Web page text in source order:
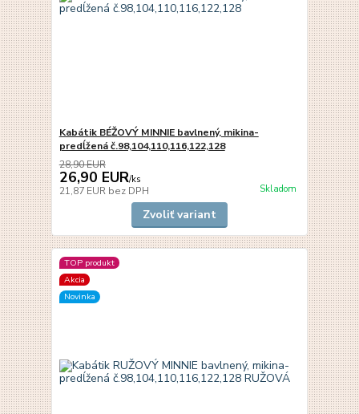
Kabátik BÉŽOVÝ MINNIE bavlnený, mikina-
predĺžená č.98,104,110,116,122,128
28,90 EUR
26,90 EUR/ks
21,87 EUR bez DPH Skladom
Zvoliť variant
TOP produkt
Akcia
Novinka